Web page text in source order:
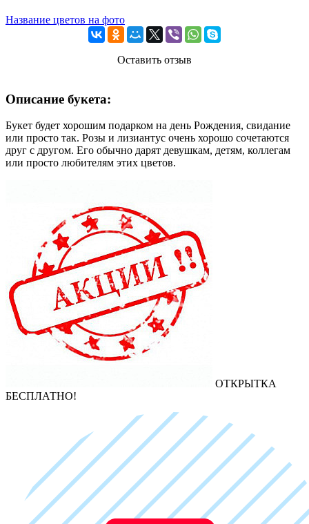
Название цветов на фото
Оставить отзыв
Описание букета:
Букет будет хорошим подарком на день Рождения, свидание
или просто так. Розы и лизиантус очень хорошо сочетаются
друг с другом. Его обычно дарят девушкам, детям, коллегам
или просто любителям этих цветов.
ОТКРЫТКА
БЕСПЛАТНО!